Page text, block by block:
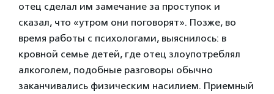
отец сделал им замечание за проступок и
сказал, что «утром они поговорят». Позже, во
время работы с психологами, выяснилось: в
кровной семье детей, где отец злоупотреблял
алкоголем, подобные разговоры обычно
заканчивались физическим насилием. Приемный